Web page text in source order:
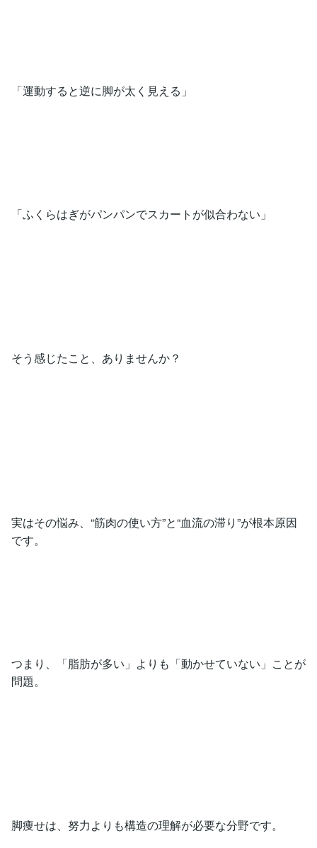
「運動すると逆に脚が太く見える」
「ふくらはぎがパンパンでスカートが似合わない」
そう感じたこと、ありませんか？
実はその悩み、“筋肉の使い方”と“血流の滞り”が根本原因
です。
つまり、「脂肪が多い」よりも「動かせていない」ことが
問題。
脚痩せは、努力よりも構造の理解が必要な分野です。